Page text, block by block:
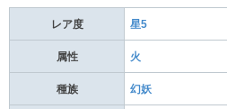
レア度 星5
属性 火
種族 幻妖